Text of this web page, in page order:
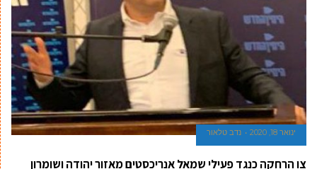
ינואר 18, 2020 נדב טלאור
צו הרחקה כנגד פעילי שמאל אנריכסטים מאזור יהודה ושומרון